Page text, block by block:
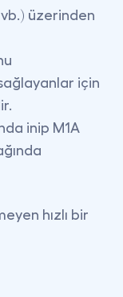
vb.) üzerinden
için
inip M1A
hızlı bir